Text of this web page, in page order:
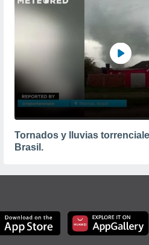
Tornados y lluvias
Brasil.